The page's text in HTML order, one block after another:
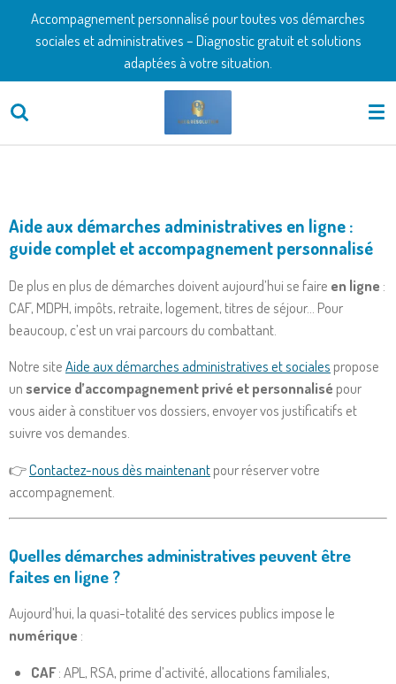
Passer
principal
Accompagnement personnalisé pour toutes vos démarches
sociales et administratives – Diagnostic gratuit et solutions
adaptées à votre situation.
Aide aux démarches administratives en ligne :
guide complet et accompagnement personnalisé
De plus en plus de démarches doivent aujourd’hui se faire en ligne :
CAF, MDPH, impôts, retraite, logement, titres de séjour… Pour
beaucoup, c’est un vrai parcours du combattant.
Notre siteAide aux démarches administratives et sociales propose
un service d’accompagnement privé et personnalisé pour
vous aider à constituer vos dossiers, envoyer vos justificatifs et
suivre vos demandes.
👉Contactez-nous dès maintenantpour réserver votre
accompagnement.
Quelles démarches administratives peuvent être
faites en ligne ?
Aujourd’hui, la quasi-totalité des services publics impose le
numérique :
CAF: APL, RSA, prime d’activité, allocations familiales,